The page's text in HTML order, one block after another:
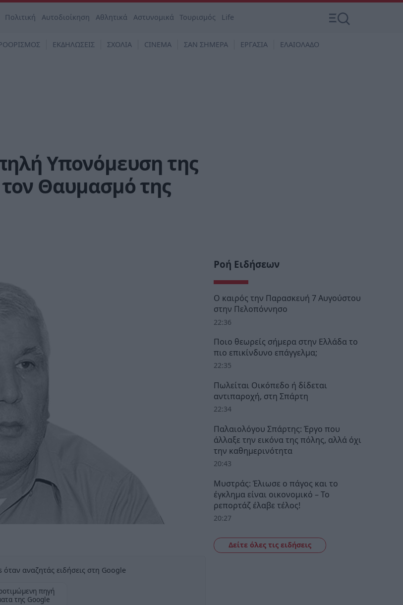
Πολιτική Αυτοδιοίκηση Αθλητικά Αστυνομικά Τουρισμός Life
ΕΚΔΗΛΩΣΕΙΣ ΣΧΟΛΙΑ CINEMA ΣΑΝ ΣΗΜΕΡΑ ΕΡΓΑΣΙΑ ΕΛΑΙΟΛΑΔΟ
Υπονόμευση της
Θαυμασμό της
αναζητάς ειδήσεις στη Google
πηγή
της Google
Ροή Ειδήσεων
Ο καιρός την Παρασκευή 7 Αυγούστου
στην Πελοπόννησο
22:36
Ποιο θεωρείς σήμερα στην Ελλάδα το
πιο επικίνδυνο επάγγελμα;
22:35
Πωλείται Οικόπεδο ή δίδεται
αντιπαροχή, στη Σπάρτη
22:34
Παλαιολόγου Σπάρτης: Έργο που
άλλαξε την εικόνα της πόλης, αλλά όχι
την καθημερινότητα
20:43
Μυστράς: Έλιωσε ο πάγος και το
έγκλημα είναι οικονομικό – Το
ρεπορτάζ έλαβε τέλος!
20:27
Δείτε όλες τις ειδήσεις